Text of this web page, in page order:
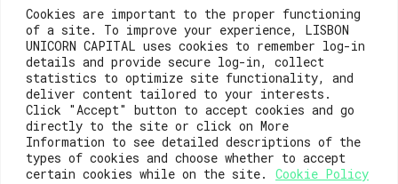
Cookies are important to the proper functioning
of a site. To improve your experience, LISBON
UNICORN CAPITAL uses cookies to remember log-in
details and provide secure log-in, collect
statistics to optimize site functionality, and
deliver content tailored to your interests.
Click "Accept" button to accept cookies and go
directly to the site or click on More
Information to see detailed descriptions of the
types of cookies and choose whether to accept
certain cookies while on the site.
Cookie Policy
Contacts
For registration questions or support, email us at:
weare@lisboainnovation.com
For technical issues or additional support, email us
at:
support@lisboainnovation.com